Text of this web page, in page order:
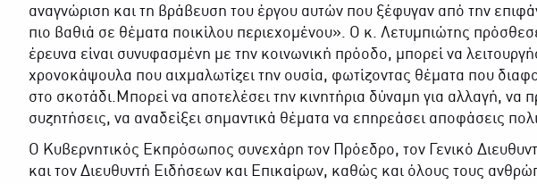
αναγνώριση και τη βράβευση του έργου αυτών που ξέφυγαν από την
πιο βαθιά σε θέματα ποικίλου περιεχομένου». Ο κ. Λετυμπιώτης
έρευνα είναι συνυφασμένη με την κοινωνική πρόοδο, μπορεί να
χρονοκάψουλα που αιχμαλωτίζει την ουσία, φωτίζοντας θέματα που
στο σκοτάδι.Μπορεί να αποτελέσει την κινητήρια δύναμη για αλλαγή, να
συζητήσεις, να αναδείξει σημαντικά θέματα να επηρεάσει αποφάσεις
Ο Κυβερνητικός Εκπρόσωπος συνεχάρη τον Πρόεδρο, τον Γενικό
και τον Διευθυντή Ειδήσεων και Επικαίρων, καθώς και όλους τους